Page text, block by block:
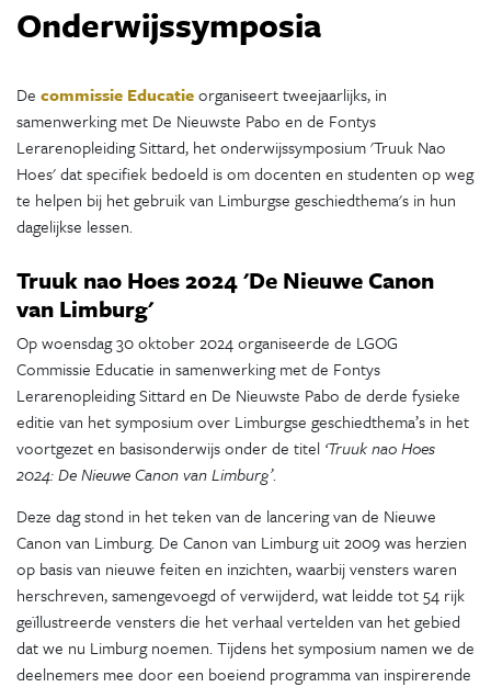
Onderwijssymposia
De commissie Educatieorganiseert tweejaarlijks, in
samenwerking met De Nieuwste Pabo en de Fontys
Lerarenopleiding Sittard, het onderwijssymposium 'Truuk Nao
Hoes' dat specifiek bedoeld is om docenten en studenten op weg
te helpen bij het gebruik van Limburgse geschiedthema's in hun
dagelijkse lessen.
Truuk nao Hoes 2024 'De Nieuwe Canon
van Limburg'
Op woensdag 30 oktober 2024 organiseerde de LGOG
Commissie Educatie in samenwerking met de Fontys
Lerarenopleiding Sittard en De Nieuwste Pabo de derde fysieke
editie van het symposium over Limburgse geschiedthema’s in het
voortgezet en basisonderwijs onder de titel ‘Truuk nao Hoes
2024: De Nieuwe Canon van Limburg’.
Deze dag stond in het teken van de lancering van de Nieuwe
Canon van Limburg. De Canon van Limburg uit 2009 was herzien
op basis van nieuwe feiten en inzichten, waarbij vensters waren
herschreven, samengevoegd of verwijderd, wat leidde tot 54 rijk
geïllustreerde vensters die het verhaal vertelden van het gebied
dat we nu Limburg noemen. Tijdens het symposium namen we de
deelnemers mee door een boeiend programma van inspirerende